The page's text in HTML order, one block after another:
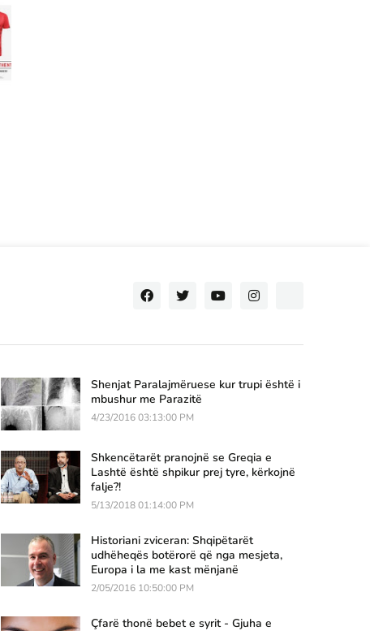
Shenjat Paralajmëruese kur trupi është i
mbushur me Parazitë
4/23/2016 03:13:00 PM
Shkencëtarët pranojnë se Greqia e
Lashtë është shpikur prej tyre, kërkojnë
falje?!
5/13/2018 01:14:00 PM
Historiani zviceran: Shqipëtarët
udhëheqës botërorë që nga mesjeta,
Europa i la me kast mënjanë
2/05/2016 10:50:00 PM
Çfarë thonë bebet e syrit - Gjuha e